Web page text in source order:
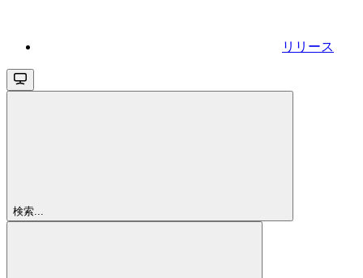
リリース
検索...